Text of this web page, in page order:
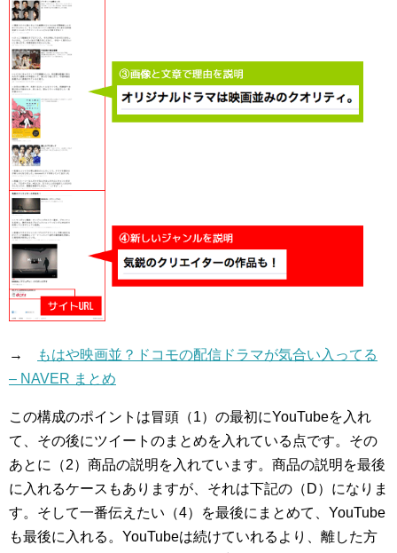
→
もはや映画並？ドコモの配信ドラマが気合い入ってる
– NAVER まとめ
この構成のポイントは冒頭（1）の最初にYouTubeを入れ
て、その後にツイートのまとめを入れている点です。その
あとに（2）商品の説明を入れています。商品の説明を最後
に入れるケースもありますが、それは下記の（D）になりま
す。そして一番伝えたい（4）を最後にまとめて、YouTube
も最後に入れる。YouTubeは続けていれるより、離した方